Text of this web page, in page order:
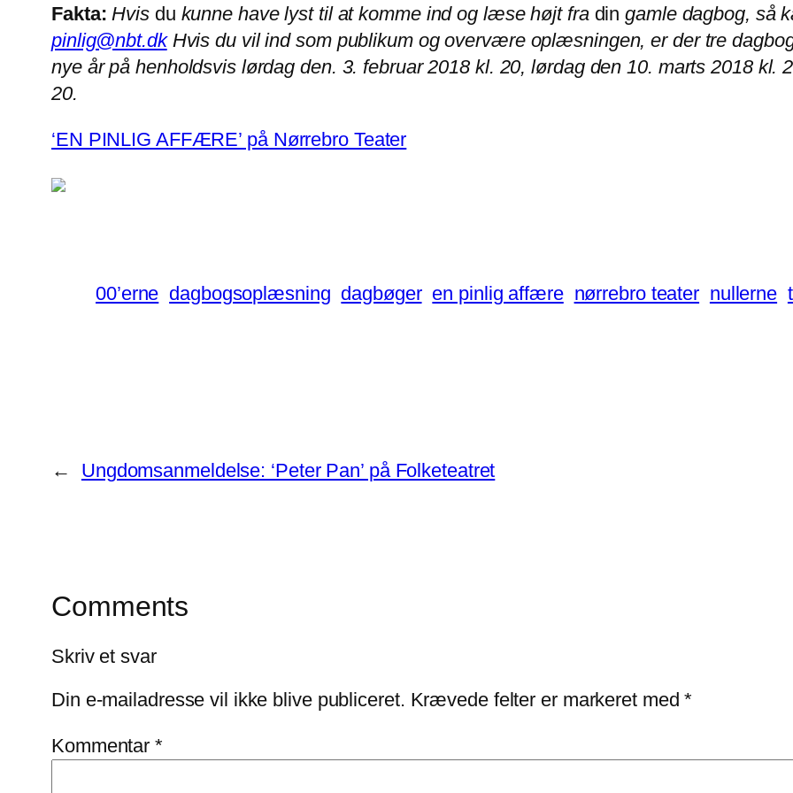
Fakta: Hvis du kunne have lyst til at komme ind og læse højt fra din gamle dagbog, så
pinlig@nbt.dkHvis du vil ind som publikum og overvære oplæsningen, er der tre
nye år på henholdsvis lørdag den. 3. februar 2018 kl. 20, lørdag den 10. marts 2018 kl.
20.
‘EN PINLIG AFFÆRE’ på Nørrebro Teater
00’erne dagbogsoplæsning dagbøger en pinlig affære nørrebro teater nullerne
← Ungdomsanmeldelse: ‘Peter Pan’ på Folketeatret
Comments
Skriv et svar
Din e-mailadresse vil ikke blive publiceret. Krævede felter er markeret med*
Kommentar*